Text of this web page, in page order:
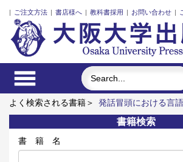
| ご注文方法 | 書店様へ | 教科書採用 | お問い合わせ |
よく検索される書籍＞
発話冒頭における言
為
能苑逍遥（上） 世阿弥を歩く
佐治敬
だ稀代の経営者
「元典章」が語ること
話で創るこれからの「大学」
書籍検索
書 籍 名